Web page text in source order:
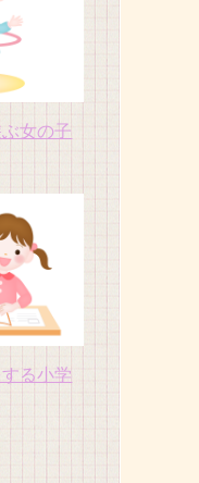
女の子
る小学